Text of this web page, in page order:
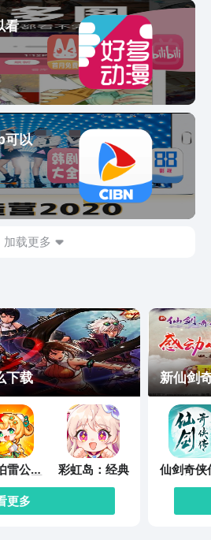
肉招招见血 《谁是爸爸》：黄种
洋娃之谜 《狐影》：生死谍战之
尾狐” 《女儿红》：王力可演绎酿
传奇 《烽火燃情》：朱一龙抗战
女情 《黑狐之风影》：张若昀上
谍战 《我的蠢萌老公》：杨洋爆
记 《猴票》：王千源&刘奕君 工
人的财富传奇 《幸福在路上》：
&罗海琼 中年纯爱白月光 《案发
：内地高分刑侦剧天花板 《神医
》：李保田&沈傲君 童年经典
城寨》：古天乐&郭富城 港产动作
星璀璨 《奇迹笨小孩》：易烊千
坞科幻传奇大片 《7天》：蒋奇
撤离》：张若昀&钟楚曦 杀出个黎
边的错误》：朱一龙解开人性谜
冬》：刘昊然&周冬雨 那一个冬
密 热播动漫少儿： 《宝宝巴士儿
孩子的启蒙好伙伴 《超级宝贝
：专为1-3岁宝宝设计的启蒙动画
莓》：东北小孩儿的童年 你我都
《百变马丁》：超级百变马丁 上天
都能 《萌鸡小队之奇趣动物》：
动物在哪里 《安全警长啦咘啦
宝贝安全大课堂 《宝宝巴士启蒙
》：奇奇妙妙魔法音乐会 《冒险
》：机械小狗大冒险 《依娜和恰
龙凤胎的快乐成长Vlog 《宝宝巴
看
可以
加载更多
下载
雷公主
唤醒冠
的奇幻
险
彩虹岛：经典
更多
新仙剑
仙剑奇侠
缘起